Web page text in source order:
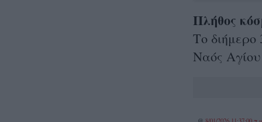
Πλήθος
Το διήμερο
Ναός Αγίου